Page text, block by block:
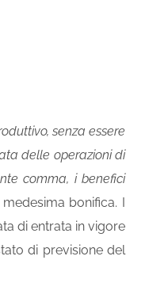
senza essere
delle operazioni di
comma, i benefici
bonifica. I
di entrata in vigore
di previsione del